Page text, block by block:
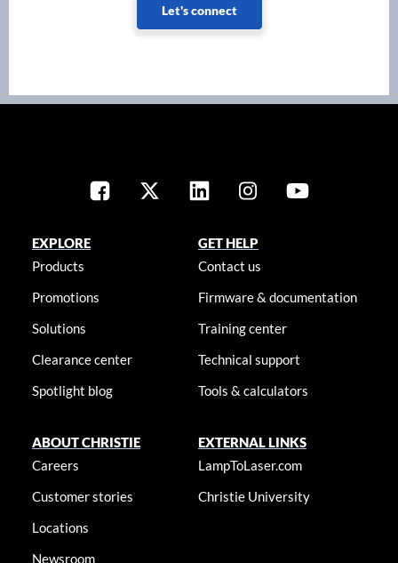
Let's connect
EXPLORE
Products
Promotions
Solutions
Clearance center
Spotlight blog
GET HELP
Contact us
Firmware & documentation
Training center
Technical support
Tools & calculators
ABOUT CHRISTIE
Careers
Customer stories
Locations
Newsroom
EXTERNAL LINKS
LampToLaser.com
Christie University